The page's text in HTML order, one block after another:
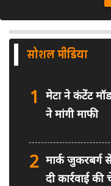
सोशल मीडिया
1
मेटा ने कंटेंट
ने मांगी माफी
2 मार्क जुकरबर्ग
दी कार्रवाई की